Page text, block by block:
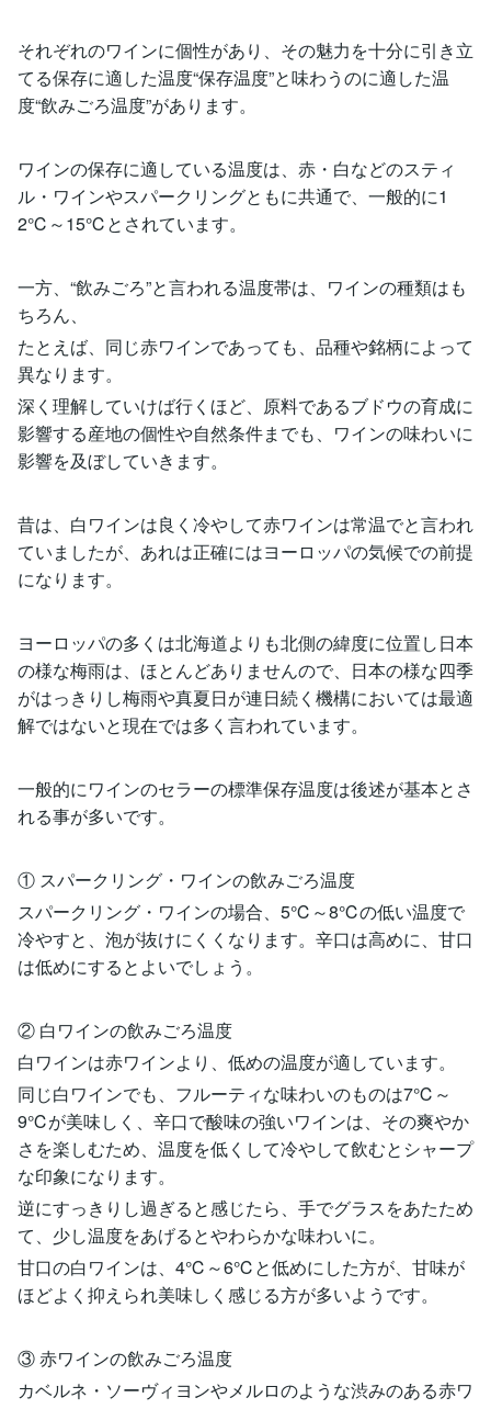
それぞれのワインに個性があり、その魅力を十分に引き立
てる保存に適した温度“保存温度”と味わうのに適した温
度“飲みごろ温度”があります。
ワインの保存に適している温度は、赤・白などのスティ
ル・ワインやスパークリングともに共通で、一般的に1
2℃～15℃とされています。
一方、“飲みごろ”と言われる温度帯は、ワインの種類はも
ちろん、
たとえば、同じ赤ワインであっても、品種や銘柄によって
異なります。
深く理解していけば行くほど、原料であるブドウの育成に
影響する産地の個性や自然条件までも、ワインの味わいに
影響を及ぼしていきます。
昔は、白ワインは良く冷やして赤ワインは常温でと言われ
ていましたが、あれは正確にはヨーロッパの気候での前提
になります。
ヨーロッパの多くは北海道よりも北側の緯度に位置し日本
の様な梅雨は、ほとんどありませんので、日本の様な四季
がはっきりし梅雨や真夏日が連日続く機構においては最適
解ではないと現在では多く言われています。
一般的にワインのセラーの標準保存温度は後述が基本とさ
れる事が多いです。
① スパークリング・ワインの飲みごろ温度
スパークリング・ワインの場合、5℃～8℃の低い温度で
冷やすと、泡が抜けにくくなります。辛口は高めに、甘口
は低めにするとよいでしょう。
② 白ワインの飲みごろ温度
白ワインは赤ワインより、低めの温度が適しています。
同じ白ワインでも、フルーティな味わいのものは7℃～
9℃が美味しく、辛口で酸味の強いワインは、その爽やか
さを楽しむため、温度を低くして冷やして飲むとシャープ
な印象になります。
逆にすっきりし過ぎると感じたら、手でグラスをあたため
て、少し温度をあげるとやわらかな味わいに。
甘口の白ワインは、4℃～6℃と低めにした方が、甘味が
ほどよく抑えられ美味しく感じる方が多いようです。
③ 赤ワインの飲みごろ温度
カベルネ・ソーヴィヨンやメルロのような渋みのある赤ワ